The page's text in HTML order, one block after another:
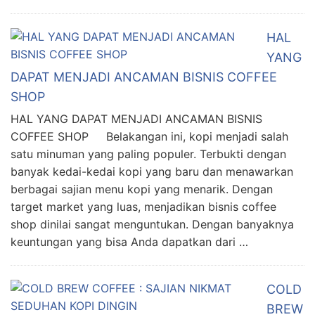
HAL
YANG
DAPAT MENJADI ANCAMAN BISNIS COFFEE
SHOP
HAL YANG DAPAT MENJADI ANCAMAN BISNIS
COFFEE SHOP Belakangan ini, kopi menjadi salah
satu minuman yang paling populer. Terbukti dengan
banyak kedai-kedai kopi yang baru dan menawarkan
berbagai sajian menu kopi yang menarik. Dengan
target market yang luas, menjadikan bisnis coffee
shop dinilai sangat menguntukan. Dengan banyaknya
keuntungan yang bisa Anda dapatkan dari …
COLD
BREW